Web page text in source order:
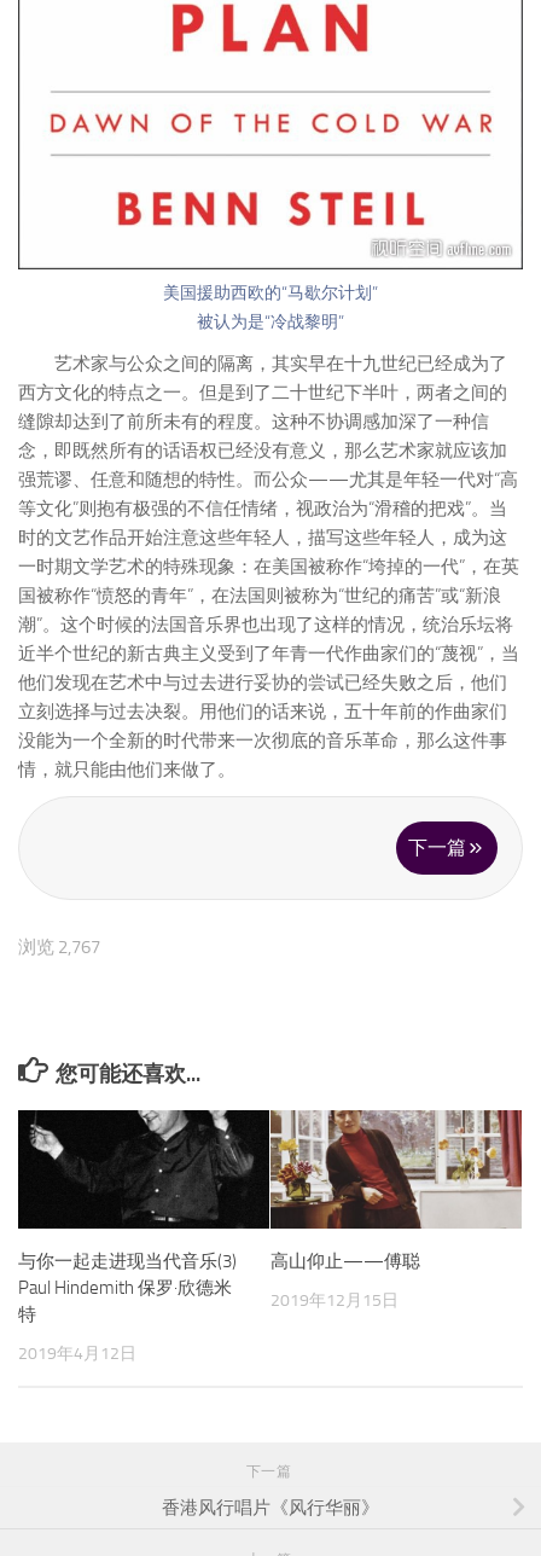
美国援助西欧的“马歇尔计划”
被认为是“冷战黎明”
艺术家与公众之间的隔离，其实早在十九世纪已经成为了
西方文化的特点之一。但是到了二十世纪下半叶，两者之间的
缝隙却达到了前所未有的程度。这种不协调感加深了一种信
念，即既然所有的话语权已经没有意义，那么艺术家就应该加
强荒谬、任意和随想的特性。而公众——尤其是年轻一代对“高
等文化”则抱有极强的不信任情绪，视政治为“滑稽的把戏”。当
时的文艺作品开始注意这些年轻人，描写这些年轻人，成为这
一时期文学艺术的特殊现象：在美国被称作“垮掉的一代”，在英
国被称作“愤怒的青年”，在法国则被称为“世纪的痛苦”或“新浪
潮”。这个时候的法国音乐界也出现了这样的情况，统治乐坛将
近半个世纪的新古典主义受到了年青一代作曲家们的“蔑视”，当
他们发现在艺术中与过去进行妥协的尝试已经失败之后，他们
立刻选择与过去决裂。用他们的话来说，五十年前的作曲家们
没能为一个全新的时代带来一次彻底的音乐革命，那么这件事
情，就只能由他们来做了。
下一篇
浏览 2,767
您可能还喜欢...
与你一起走进现当代音乐(3)
Paul Hindemith 保罗·欣德米
特
2019年4月12日
高山仰止——傅聪
2019年12月15日
下一篇
香港风行唱片《风行华丽》